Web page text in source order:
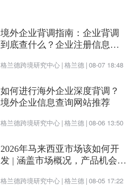
境外企业背调指南：企业背调
到底查什么？企业注册信息、
次看懂
格兰德跨境研究中心 | 格兰德 | 08-07 18:48
如何进行海外企业深度背调？
境外企业信息查询网站推荐
格兰德跨境研究中心 | 格兰德 | 08-06 13:50
2026年马来西亚市场该如何开
发 | 涵盖市场概况，产品机会及
格兰德跨境研究中心 | 格兰德 | 08-05 17:22